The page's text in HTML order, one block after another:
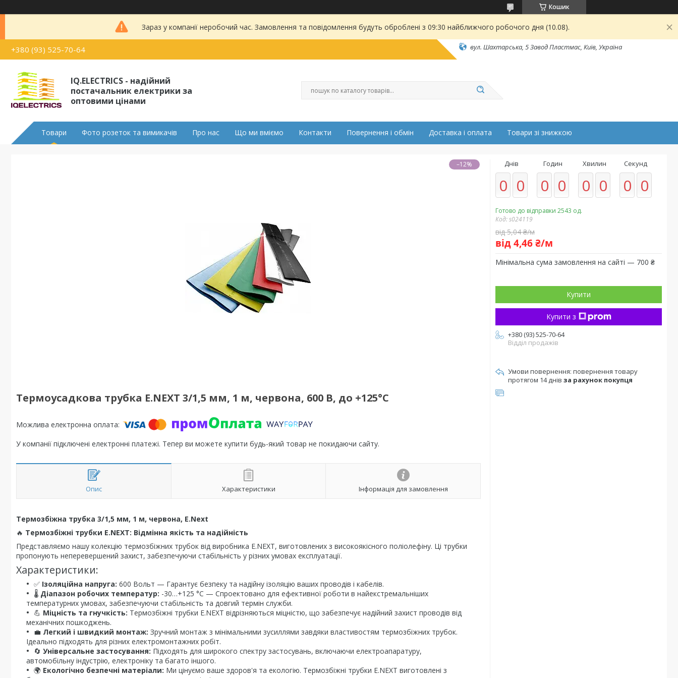
Кошик
Зараз у компанії неробочий час. Замовлення та повідомлення будуть оброблені з 09:30 найближчого робочого дня (10.08).
+380 (93) 525-70-64 вул. Шахтарська, 5 Завод Пластмас, Київ, Україна
IQ.ELECTRICS - надійний
постачальник електрики за
оптовими цінами
Товари Фото розеток та вимикачів Про нас Що ми вміємо Контакти Повернення і обмін Доставка і оплата Товари зі знижкою
–12%
Термоусадкова трубка E.NEXT 3/1,5 мм, 1 м, червона, 600 В, до +125°C
У компанії підключені електронні платежі. Тепер ви можете купити будь-який товар не покидаючи сайту.
Опис Характеристики Інформація для замовлення
Термозбіжна трубка 3/1,5 мм, 1 м, червона, E.Next
🔥 Термозбіжні трубки E.NEXT: Відмінна якість та надійність
Представляємо нашу колекцію термозбіжних трубок від виробника E.NEXT, виготовлених з високоякісного поліолефіну. Ці трубки
пропонують неперевершений захист, забезпечуючи стабільність у різних умовах експлуатації.
Характеристики:
✅ Ізоляційна напруга: 600 Вольт — Гарантує безпеку та надійну ізоляцію ваших проводів і кабелів.
🌡️ Діапазон робочих температур: -30…+125 °C — Спроектовано для ефективної роботи в найекстремальніших
температурних умовах, забезпечуючи стабільність та довгий термін служби.
💪 Міцність та гнучкість: Термозбіжні трубки E.NEXT відрізняються міцністю, що забезпечує надійний захист проводів від
механічних пошкоджень.
💼 Легкий і швидкий монтаж: Зручний монтаж з мінімальними зусиллями завдяки властивостям термозбіжних трубок.
Ідеально підходять для різних електромонтажних робіт.
🔄 Універсальне застосування: Підходять для широкого спектру застосувань, включаючи електроапаратуру,
автомобільну індустрію, електроніку та багато іншого.
🌍 Екологічно безпечні матеріали: Ми цінуємо ваше здоров'я та екологію. Термозбіжні трубки E.NEXT виготовлені з
Днів
0 0
Годин
0 0
Хвилин
0 0
Секунд
0 0
Готово до відправки 2543 од.
Код:s024119
від 5,04 ₴/м
від 4,46 ₴/м
Мінімальна сума замовлення на сайті — 700 ₴
Купити
Купити з
+380 (93) 525-70-64
Відділ продажів
повернення товару
протягом 14 днів за рахунок покупця